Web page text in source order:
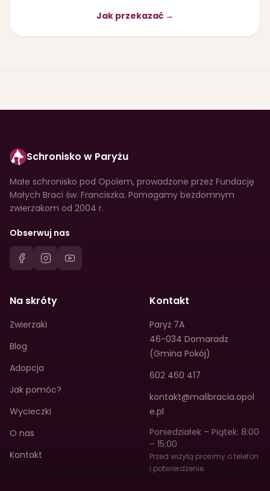
Jak przekazać →
Schronisko w Paryżu
Małe schronisko pod Opolem, prowadzone przez Fundację
Małych Braci św. Franciszka. Pomagamy bezdomnym
zwierzakom od 2004 r.
Obserwuj nas
Na skróty
Zwierzaki
Blog
Adopcja
Jak pomóc?
Wycieczki
O nas
Kontakt
Kontakt
Paryż 7A
46-034 Domaradz
(Gmina Pokój)
602 460 417
kontakt@malibracia.opol
e.pl
Poniedziałek – Piątek: 8:00
– 15:00
Przed wizytą prosimy o telefon
i potwierdzenie.